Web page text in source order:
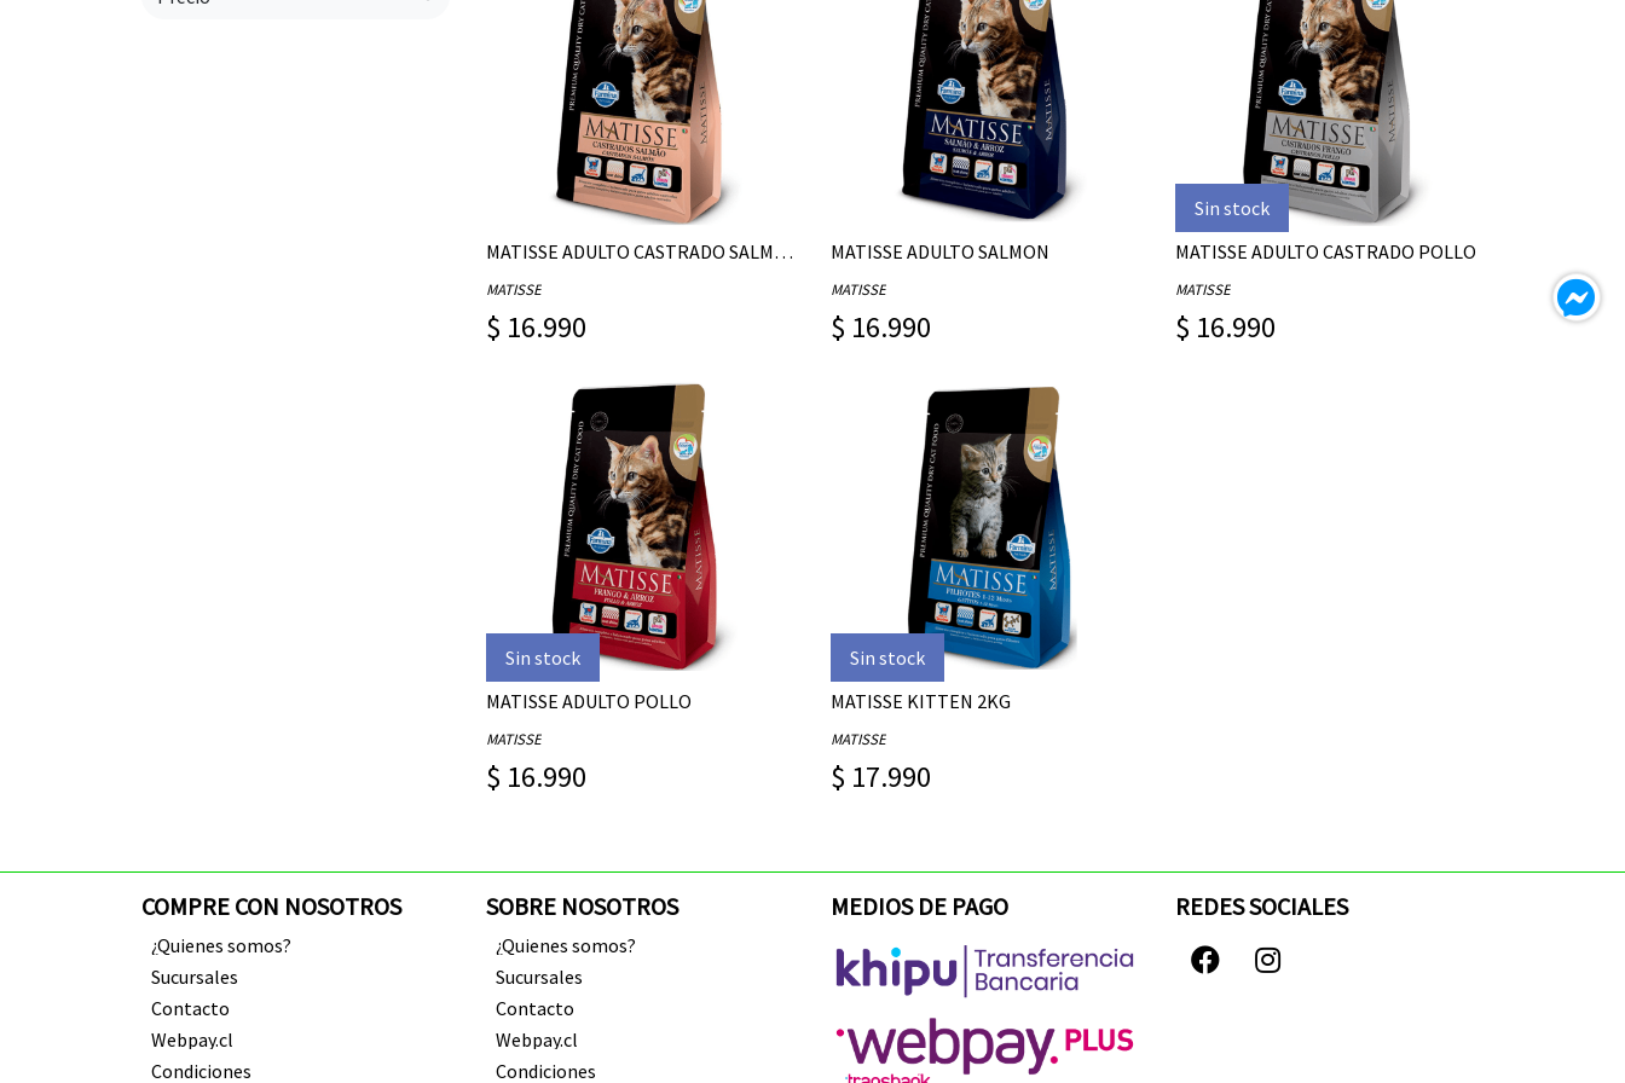
MATISSE ADULTO CASTRADO SALMON
MATISSE
$ 16.990
MATISSE ADULTO SALMON
MATISSE
$ 16.990
Sin stock
MATISSE ADULTO CASTRADO POLLO
MATISSE
$ 16.990
Sin stock
MATISSE ADULTO POLLO
MATISSE
$ 16.990
Sin stock
MATISSE KITTEN 2KG
MATISSE
$ 17.990
COMPRE CON NOSOTROS
¿Quienes somos?
Sucursales
Contacto
Webpay.cl
Condiciones
SOBRE NOSOTROS
¿Quienes somos?
Sucursales
Contacto
Webpay.cl
Condiciones
MEDIOS DE PAGO REDES SOCIALES